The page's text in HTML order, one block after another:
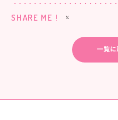
SHARE ME !
一覧に